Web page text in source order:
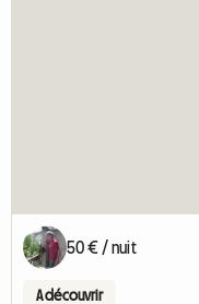
50 € / nuit
A découvrir